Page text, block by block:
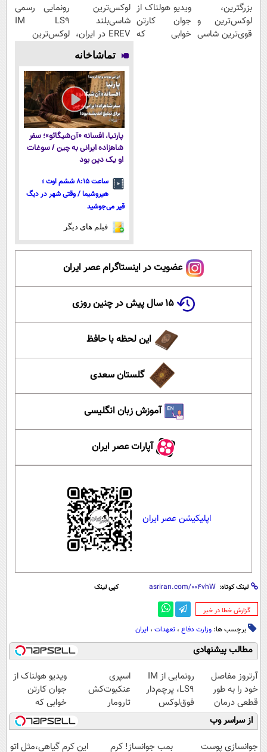
بزرگترین،
لوکس‌ترین و
قوی‌ترین شاسی
ویدیو هولناک از
جوان کارتن
خوابی که
لوکس‌ترین
شاسی‌بلند
EREV در ایران،
توسط نیکا
موتور رونمایی
شد!
رونمایی رسمی
IM LS9
لوکس‌ترین
تماشاخانه
پارتیا، افسانه «آن‌شیگائو»؛ سفر
شاهزاده ایرانی به چین / سوغات
او یک دین بود
ساعت ۸:۱۵ ششم اوت ؛
هیروشیما / وقتی شهر در دیگ
قیر می‌جوشید
فیلم های دیگر
عضویت در اینستاگرام عصر ایران
۱۵ سال پیش در چنین روزی
این لحظه با حافظ
گلستان سعدی
آموزش زبان انگلیسی
آپارات عصر ایران
اپلیکیشن عصر ایران
لینک کوتاه: کپی لینک
‌گزارش خطا در خبر
برچسب ها: وزارت دفاع ، تعهدات ، ایران
مطالب پیشنهادی
آرتروز مفاصل
خود را به طور
قطعی درمان
کنید!
◗پرسش‌نامه◖
رونمایی از IM
LS9، پرچم‌دار
فوق‌لوکس
EREV وارد بازار
ایران شد
اسپری
عنکبوت‌‌کش
تارومار
ازبین‌برنده انواع
عنکبوت
ویدیو هولناک از
جوان کارتن
خوابی که
میلیاردر شد.
آموزش رایگان
از سراسر وب
جوانسازی پوست
بمب جوانساز! کرم این کرم گیاهی،مثل اتو